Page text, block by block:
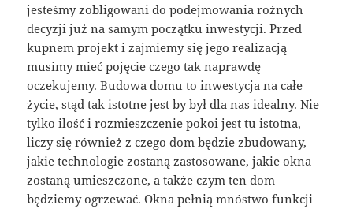
jesteśmy zobligowani do podejmowania rożnych
decyzji już na samym początku inwestycji. Przed
kupnem projekt i zajmiemy się jego realizacją
musimy mieć pojęcie czego tak naprawdę
oczekujemy. Budowa domu to inwestycja na całe
życie, stąd tak istotne jest by był dla nas idealny. Nie
tylko ilość i rozmieszczenie pokoi jest tu istotna,
liczy się również z czego dom będzie zbudowany,
jakie technologie zostaną zastosowane, jakie okna
zostaną umieszczone, a także czym ten dom
będziemy ogrzewać. Okna pełnią mnóstwo funkcji